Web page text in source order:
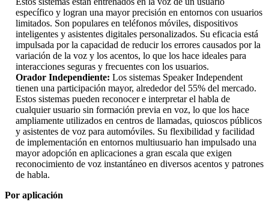
específico y logran una mayor precisión en entornos con usuarios
limitados. Son populares en teléfonos móviles, dispositivos
inteligentes y asistentes digitales personalizados. Su eficacia está
impulsada por la capacidad de reducir los errores causados ​​por la
variación de la voz y los acentos, lo que los hace ideales para
interacciones seguras y frecuentes con los usuarios.
Orador Independiente: Los sistemas Speaker Independent
tienen una participación mayor, alrededor del 55% del mercado.
Estos sistemas pueden reconocer e interpretar el habla de
cualquier usuario sin formación previa en voz, lo que los hace
ampliamente utilizados en centros de llamadas, quioscos públicos
y asistentes de voz para automóviles. Su flexibilidad y facilidad
de implementación en entornos multiusuario han impulsado una
mayor adopción en aplicaciones a gran escala que exigen
reconocimiento de voz instantáneo en diversos acentos y patrones
de habla.
Por aplicación